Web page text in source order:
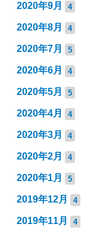
2020年9月 4
2020年8月 4
2020年7月 5
2020年6月 4
2020年5月 5
2020年4月 4
2020年3月 4
2020年2月 4
2020年1月 5
2019年12月 4
2019年11月 4